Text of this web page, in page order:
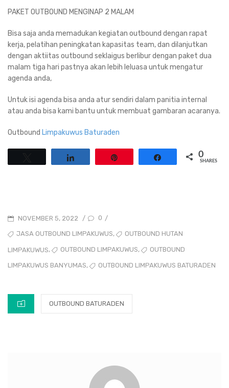
PAKET OUTBOUND MENGINAP 2 MALAM
Bisa saja anda memadukan kegiatan outbound dengan rapat
kerja, pelatihan peningkatan kapasitas team, dan dilanjutkan
dengan aktiitas outbound seklaigus berlibur dengan paket dua
malam tiga hari pastnya akan lebih leluasa untuk mengatur
agenda anda,
Untuk isi agenda bisa anda atur sendiri dalam panitia internal
atau anda bisa kami bantu untuk membuat gambaran acaranya.
Outbound Limpakuwus Baturaden
Share 0
SHARES
POSTED
ON
NOVEMBER 5, 2022 / 0 /
TAGSJASA OUTBOUND LIMPAKUWUS, OUTBOUND HUTAN
LIMPAKUWUS, OUTBOUND LIMPAKUWUS, OUTBOUND
LIMPAKUWUS BANYUMAS, OUTBOUND LIMPAKUWUS BATURADEN
CATEGORIES
OUTBOUND BATURADEN